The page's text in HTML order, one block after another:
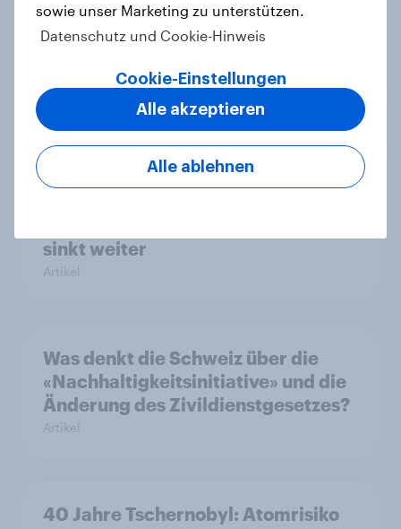
Ökostromer: Offenheit für „grüne
Zukunft“ trifft auf starke
Preissensibilität
Artikel
YouGov Sonntagsfrage Mai 2026:
sinkt weiter
Artikel
Was denkt die Schweiz über die
«Nachhaltigkeitsinitiative» und die
Änderung des Zivildienstgesetzes?
Artikel
40 Jahre Tschernobyl: Atomrisiko
sowie unser Marketing zu unterstützen.
Datenschutz und Cookie-Hinweis
Cookie-Einstellungen
Alle ablehnen
Alle akzeptieren